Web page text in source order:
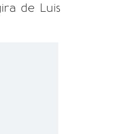
de Luis